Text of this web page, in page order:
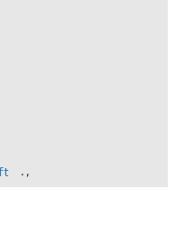
. ,